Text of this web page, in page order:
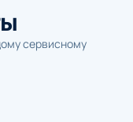
сервисному